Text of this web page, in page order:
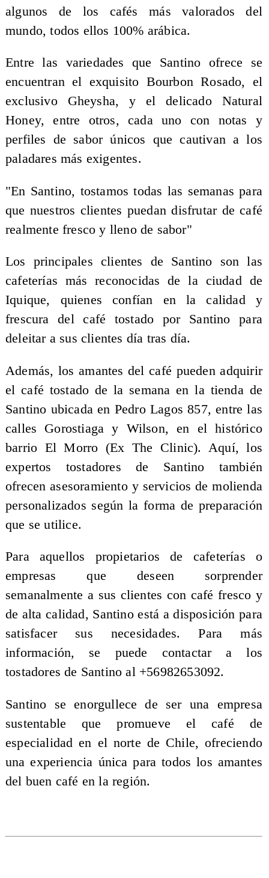
algunos de los cafés más valorados del
mundo, todos ellos 100% arábica.
Entre las variedades que Santino ofrece se
encuentran el exquisito Bourbon Rosado, el
exclusivo Gheysha, y el delicado Natural
Honey, entre otros, cada uno con notas y
perfiles de sabor únicos que cautivan a los
paladares más exigentes.
"En Santino, tostamos todas las semanas para
que nuestros clientes puedan disfrutar de café
realmente fresco y lleno de sabor"
Los principales clientes de Santino son las
cafeterías más reconocidas de la ciudad de
Iquique, quienes confían en la calidad y
frescura del café tostado por Santino para
deleitar a sus clientes día tras día.
Además, los amantes del café pueden adquirir
el café tostado de la semana en la tienda de
Santino ubicada en Pedro Lagos 857, entre las
calles Gorostiaga y Wilson, en el histórico
barrio El Morro (Ex The Clinic). Aquí, los
expertos tostadores de Santino también
ofrecen asesoramiento y servicios de molienda
personalizados según la forma de preparación
que se utilice.
Para aquellos propietarios de cafeterías o
empresas que deseen sorprender
semanalmente a sus clientes con café fresco y
de alta calidad, Santino está a disposición para
satisfacer sus necesidades. Para más
información, se puede contactar a los
tostadores de Santino al +56982653092.
Santino se enorgullece de ser una empresa
sustentable que promueve el café de
especialidad en el norte de Chile, ofreciendo
una experiencia única para todos los amantes
del buen café en la región.